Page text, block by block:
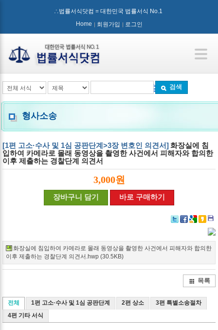
∴법률서식닷컴 = 대한민국 법률서식 No.1
Home
회원가입 로그인
검색
형사소송
[1편 고소·수사 및 1심 공판단계>3장 변호인 의견서]화장실에 침
입하여 카메라로 몰래 동영상을 촬영한 사건에서 피해자와 합의한
이후 제출하는 경찰단계 의견서
3,000원
장바구니 담기 바로 구매하기
Google+
화장실에 침입하여 카메라로 몰래 동영상을 촬영한 사건에서 피해자와 합의한
이후 제출하는 경찰단계 의견서.hwp (30.5KB)
목록
전체 1편 고소·수사 및 1심 공판단계 2편 상소
3편 특별소송절차
4편 기타 서식